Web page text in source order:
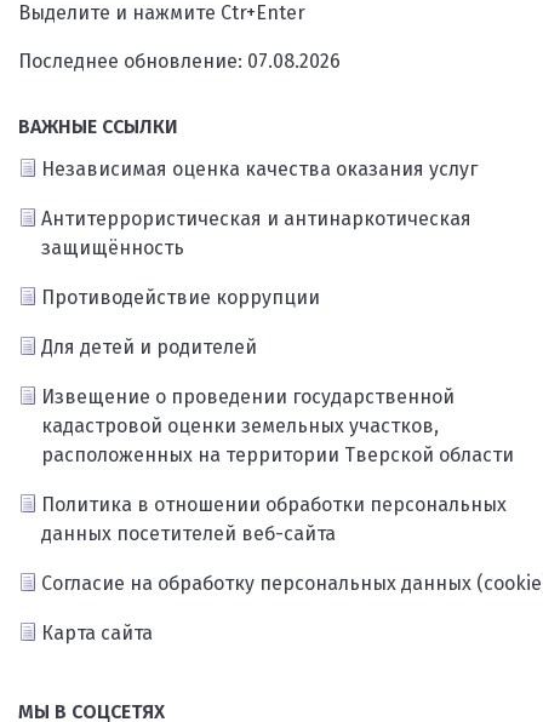
Выделите и нажмите Ctr+Enter
Последнее обновление: 07.08.2026
ВАЖНЫЕ ССЫЛКИ
Независимая оценка качества оказания услуг
Антитеррористическая и антинаркотическая
защищённость
Противодействие коррупции
Для детей и родителей
Извещение о проведении государственной
кадастровой оценки земельных участков,
расположенных на территории Тверской области
Политика в отношении обработки персональных
данных посетителей веб-сайта
Согласие на обработку персональных данных
Карта сайта
МЫ В СОЦСЕТЯХ